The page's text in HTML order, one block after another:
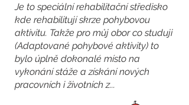
Je to speciální rehabilitační středisko
kde rehabilitují skrze pohybovou
aktivitu. Takže pro můj obor co studuji
(Adaptované pohybové aktivity) to
bylo úplně dokonalé místo na
vykonání stáže a získání nových
pracovních i životních z...